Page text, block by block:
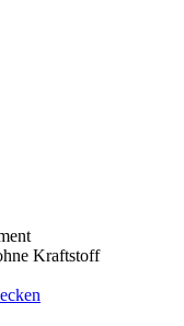
Kraftstoff